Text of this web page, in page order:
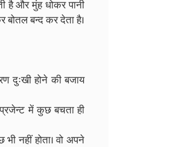
है और मुंह धोकर पानी
बन्द कर देता है।
दुःखी होने की बजाय
में कुछ बचता ही
नहीं होता। वो अपने